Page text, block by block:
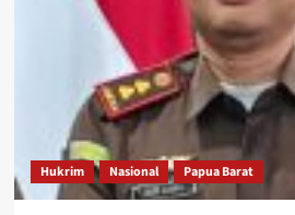
Hukrim Nasional Papua Barat